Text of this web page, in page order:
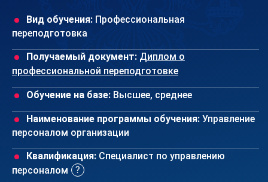
Вид обучения: Профессиональная
переподготовка
Получаемый документ: Диплом о
профессиональной переподготовке
Обучение на базе: Высшее, среднее
Наименование программы обучения: Управление
персоналом организации
Квалификация: Специалист по управлению
персоналом